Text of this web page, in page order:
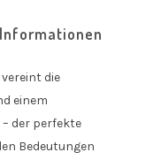
die
einem
der perfekte
Bedeutungen